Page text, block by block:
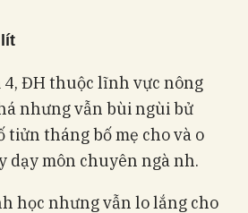
ĐH thuộc lĩnh vực nông
nhưng vẫn bùi ngùi bử
tháng bố mẹ cho và o
dạy môn chuyên ngà nh.
học nhưng vẫn lo lắng cho